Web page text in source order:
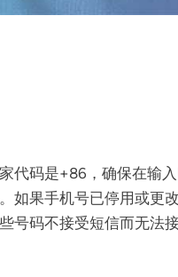
码是+86，确保在输
果手机号已停用或更
号码不接受短信而无法